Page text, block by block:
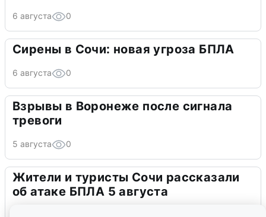
6 августа 0
Сирены в Сочи: новая угроза БПЛА
6 августа 0
Взрывы в Воронеже после сигнала
тревоги
5 августа 0
Жители и туристы Сочи рассказали
об атаке БПЛА 5 августа